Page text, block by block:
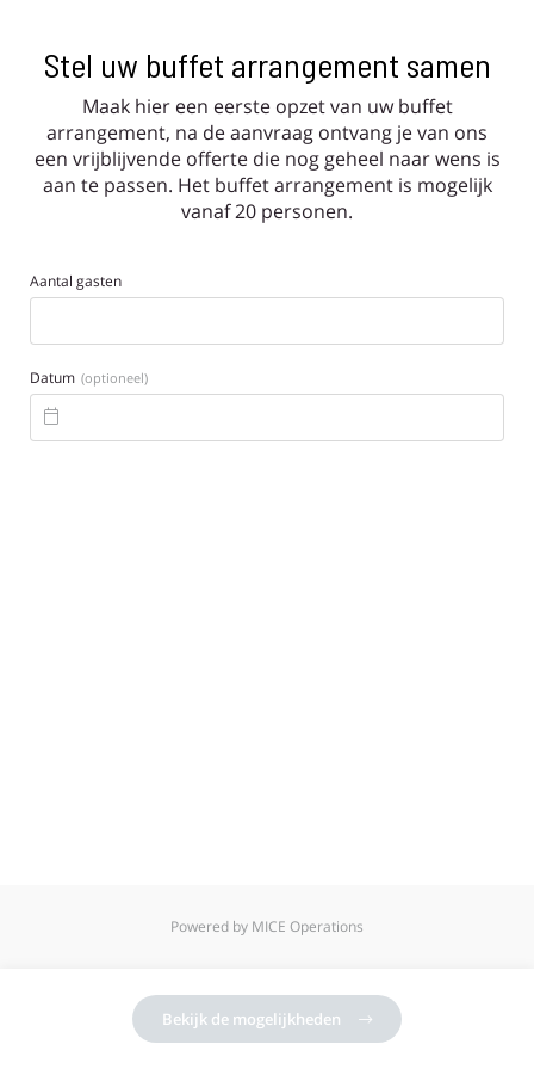
Stel uw buffet arrangement samen
Maak hier een eerste opzet van uw buffet
arrangement, na de aanvraag ontvang je van ons
een vrijblijvende offerte die nog geheel naar wens is
aan te passen. Het buffet arrangement is mogelijk
vanaf 20 personen.
Aantal gasten
Datum (optioneel)

Powered by MICE Operations
Bekijk de mogelijkheden